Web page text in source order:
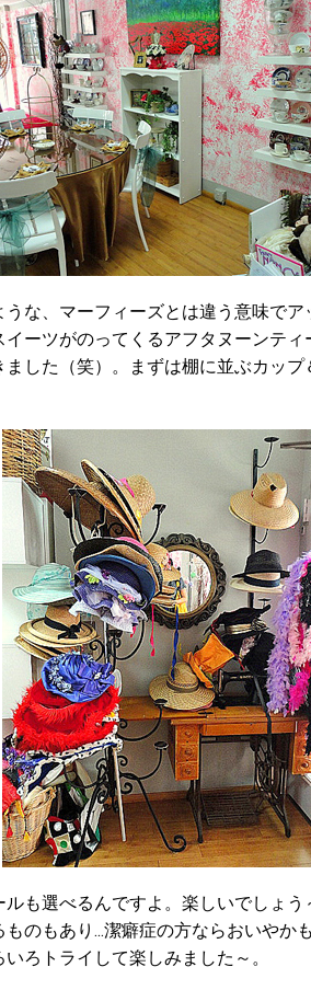
な、マーフィーズとは違う意味でア
ーツがのってくるアフタヌーンテ
した（笑）。まずは棚に並ぶカッ
も選べるんですよ。楽しいでしょ
のもあり...潔癖症の方ならおいやか
ろトライして楽しみました～。